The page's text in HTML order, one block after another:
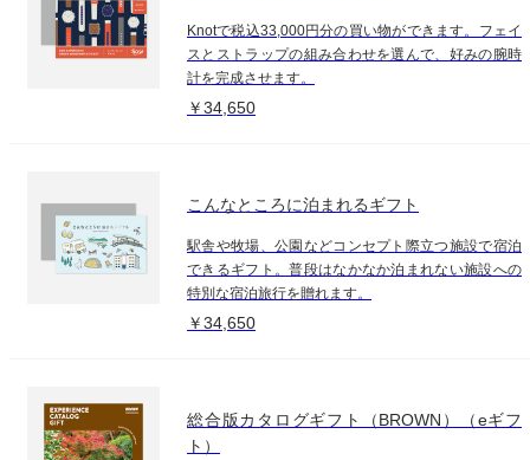
Knotで税込33,000円分の買い物ができます。フェイ
スとストラップの組み合わせを選んで、好みの腕時
計を完成させます。
￥34,650
こんなところに泊まれるギフト
駅舎や牧場、公園などコンセプト際立つ施設で宿泊
できるギフト。普段はなかなか泊まれない施設への
特別な宿泊旅行を贈れます。
￥34,650
総合版カタログギフト（BROWN）（eギフ
ト）